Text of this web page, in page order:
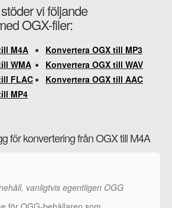
vi följande
OGX-filer:
M4A
Konvertera OGX till MP3
WMA
Konvertera OGX till WAV
FLAC
Konvertera OGX till AAC
MP4
för konvertering från OGX till M4A
vanligtvis egentligen OGG